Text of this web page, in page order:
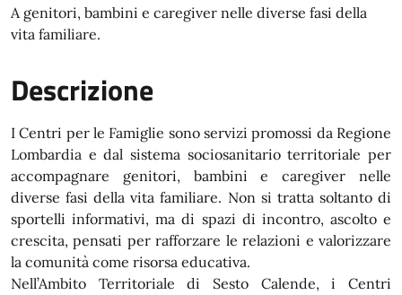
A genitori, bambini e caregiver nelle diverse fasi della
vita familiare.
Descrizione
I Centri per le Famiglie sono servizi promossi da Regione
Lombardia e dal sistema sociosanitario territoriale per
accompagnare genitori, bambini e caregiver nelle
diverse fasi della vita familiare. Non si tratta soltanto di
sportelli informativi, ma di spazi di incontro, ascolto e
crescita, pensati per rafforzare le relazioni e valorizzare
la comunità come risorsa educativa.
Nell’Ambito Territoriale di Sesto Calende, i Centri